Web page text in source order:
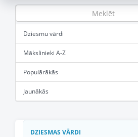
Dziesmu vārdi
Mākslinieki A-Z
Populārākās
Jaunākās
DZIESMAS VĀRDI